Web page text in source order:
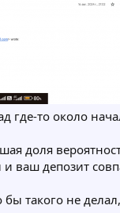
где-то около
доля
ваш депозит
такого не